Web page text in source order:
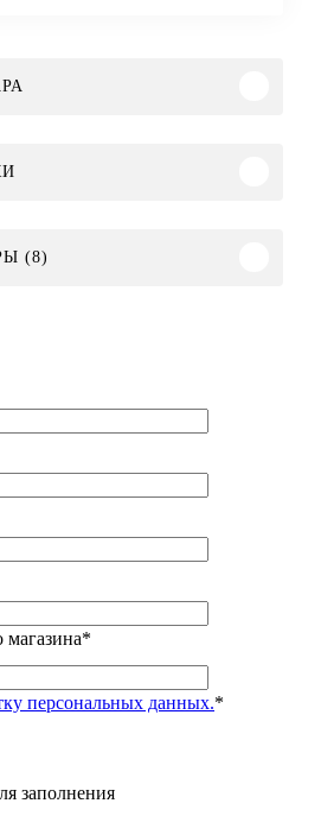
(8)
магазина*
персональных данных.*
заполнения